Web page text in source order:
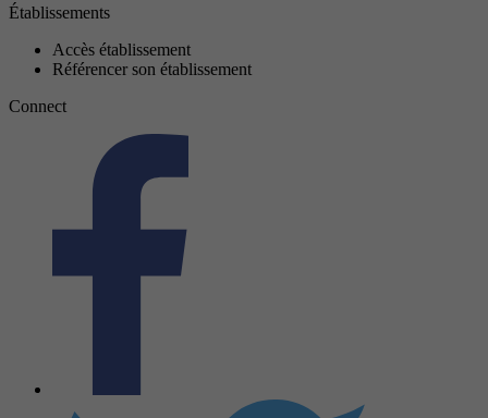
Établissements
Accès établissement
Référencer son établissement
Connect